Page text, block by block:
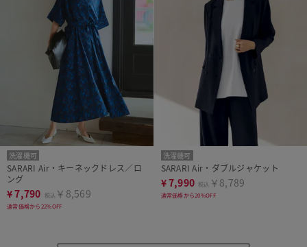
洗濯機可
SARARI Air・キーネックドレス／ロ
ング
¥7,790 税込 ￥8,569
通常価格から22%OFF
洗濯機可
SARARI Air・ダブルジャケット
¥7,990 税込 ￥8,789
通常価格から20%OFF